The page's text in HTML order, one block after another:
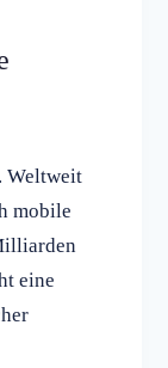
Weltweit
mobile
eine